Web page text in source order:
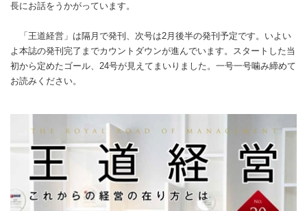
長にお話をうかがっています。
「王道経営」は隔月で発刊、次号は2月後半の発刊予定です。いよい
よ本誌の発刊完了までカウントダウンが進んでいます。スタートした当
初から定めたゴール、24号が見えてまいりました。一号一号噛み締めて
お読みください。